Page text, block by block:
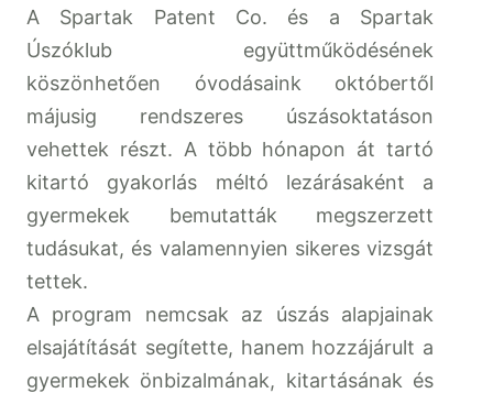
A Spartak Patent Co. és a Spartak
Úszóklub együttműködésének
köszönhetően óvodásaink októbertől
májusig rendszeres úszásoktatáson
vehettek részt. A több hónapon át tartó
kitartó gyakorlás méltó lezárásaként a
gyermekek bemutatták megszerzett
tudásukat, és valamennyien sikeres vizsgát
tettek.
A program nemcsak az úszás alapjainak
elsajátítását segítette, hanem hozzájárult a
gyermekek önbizalmának, kitartásának és